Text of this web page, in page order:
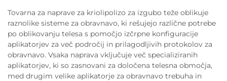
Tovarna za naprave za kriolipolizo za izgubo teže oblikuje
raznolike sisteme za obravnavo, ki rešujejo različne potrebe
po oblikovanju telesa s pomočjo izčrpne konfiguracije
aplikatorjev za več področij in prilagodljivih protokolov za
obravnavo. Vsaka naprava vključuje več specializiranih
aplikatorjev, ki so zasnovani za določena telesna območja,
med drugim velike aplikatorje za obravnavo trebuha in